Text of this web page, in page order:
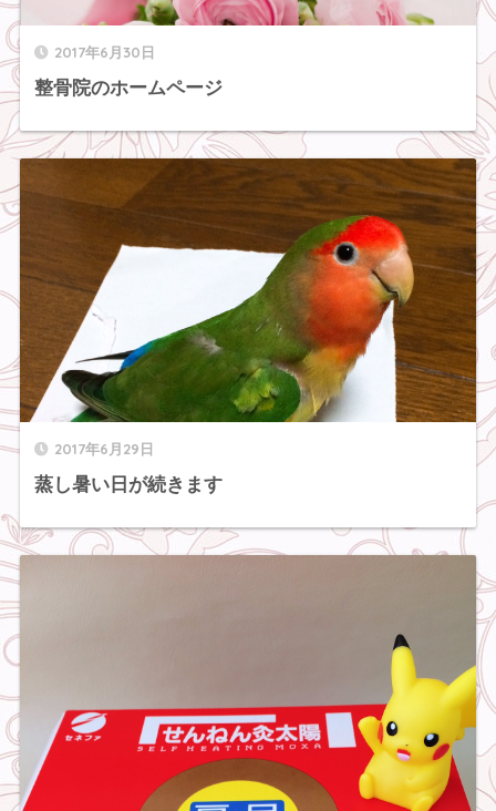
2017年6月30日
整骨院のホームページ
2017年6月29日
蒸し暑い日が続きます